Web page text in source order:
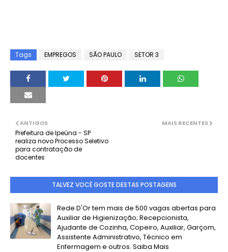
Tags EMPREGOS SÃO PAULO SETOR 3
MAIS RECENTES
ANTIGOS
Prefeitura de Ipeúna - SP
realiza novo Processo Seletivo
para contratação de
docentes
TALVEZ VOCÊ GOSTE DESTAS POSTAGENS
Rede D'Or tem mais de 500 vagas abertas para
Auxiliar de Higienização; Recepcionista,
Ajudante de Cozinha, Copeiro, Auxiliar, Garçom,
Assistente Administrativo, Técnico em
Enfermagem e outros. Saiba Mais